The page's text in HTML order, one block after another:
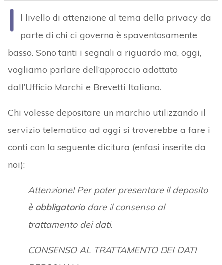
I
l livello di attenzione al tema della privacy da
parte di chi ci governa è spaventosamente
basso. Sono tanti i segnali a riguardo ma, oggi,
vogliamo parlare dell’approccio adottato
dall’Ufficio Marchi e Brevetti Italiano.
Chi volesse depositare un marchio utilizzando il
servizio telematico ad oggi si troverebbe a fare i
conti con la seguente dicitura (enfasi inserite da
noi):
Attenzione! Per poter presentare il deposito
è obbligatoriodare il consenso al
trattamento dei dati.
CONSENSO AL TRATTAMENTO DEI DATI